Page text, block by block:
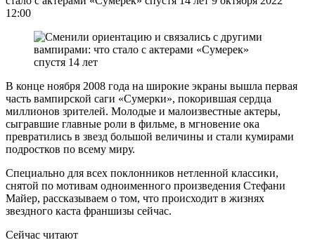
12:00
В конце ноября 2008 года на широкие экраны вышла первая
часть вампирской саги «Сумерки», покорившая сердца
миллионов зрителей. Молодые и малоизвестные актеры,
сыгравшие главные роли в фильме, в мгновение ока
превратились в звезд большой величины и стали кумирами
подростков по всему миру.
Специально для всех поклонников нетленной классики,
снятой по мотивам одноименного произведения Стефани
Майер, рассказываем о том, что происходит в жизнях
звездного каста франшизы сейчас.
Сейчас читают